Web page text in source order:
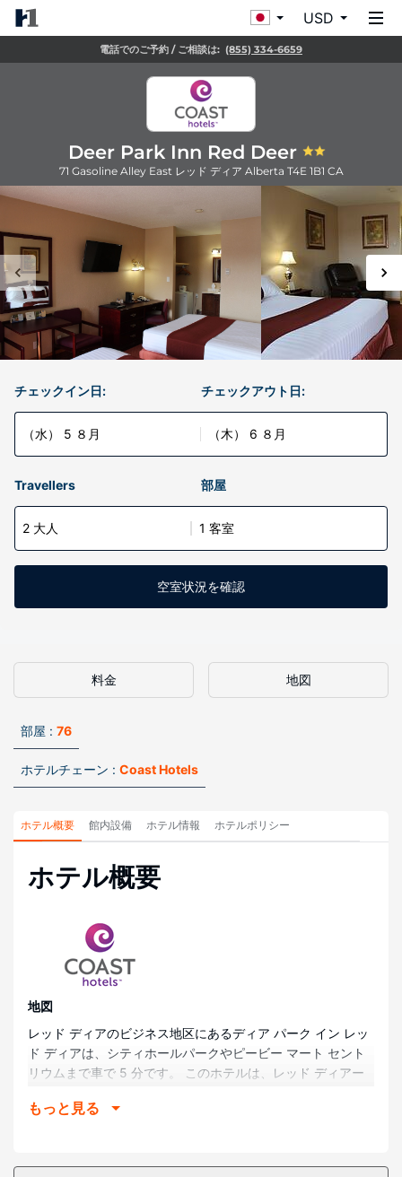
USD
電話でのご予約 / ご相談は: (855) 334-6659
Deer Park Inn Red Deer
71 Gasoline Alley East レッド ディア Alberta T4E 1B1 CA
チェックイン日:
（水） 5 ８月
チェックアウト日:
（木） 6 ８月
Travellers 部屋
2 大人 1 客室
空室状況を確認
料金 地図
部屋 : 76
ホテルチェーン : Coast Hotels
ホテル概要 館内設備 ホテル情報 ホテルポリシー
ホテル概要
地図
レッド ディアのビジネス地区にあるディア パーク イン レッ
ド ディアは、シティホールパークやピービー マート セント
リウムまで車で 5 分です。 このホテルは、レッド ディアー
ります。
全部で 76 ある冷房完備の客室には冷蔵庫、電子レンジなど
もっと見る